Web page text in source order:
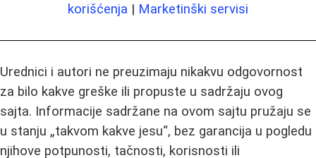
korišćenja | Marketinški servisi
Urednici i autori ne preuzimaju nikakvu odgovornost
za bilo kakve greške ili propuste u sadržaju ovog
sajta. Informacije sadržane na ovom sajtu pružaju se
u stanju „takvom kakve jesu“, bez garancija u pogledu
njihove potpunosti, tačnosti, korisnosti ili